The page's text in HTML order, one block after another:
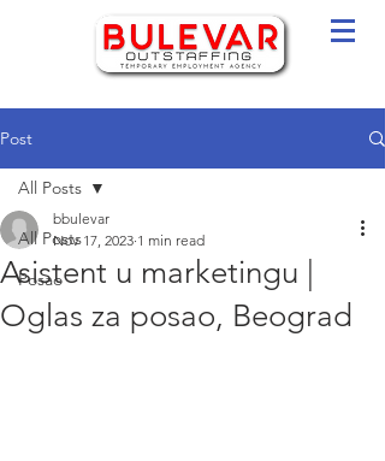
Post
All Posts
Posao
All Posts
Asistent u marketingu |
Oglas za posao, Beograd
bbulevar
Nov 17, 2023 1 min read